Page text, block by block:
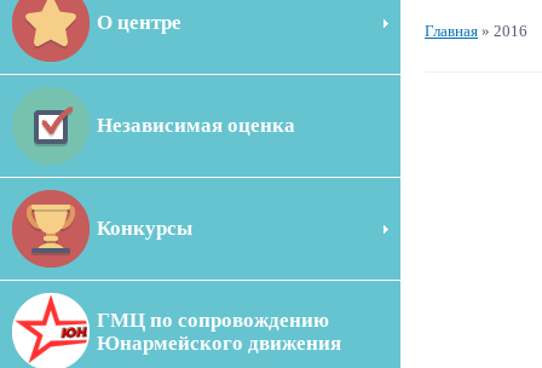
О центре
Независимая оценка
Конкурсы
ГМЦ по сопровождению
Юнармейского движения
Главная » 2016